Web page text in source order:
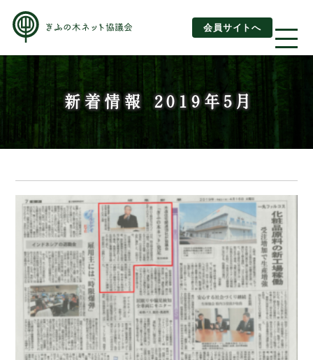
会員サイトへ
About us
ぎふの木ネットとは
ご利用ガイド
はじめてご利用されるお客様へ
運営団体情報
活動報告
新着情報
新着情報 2019年5月